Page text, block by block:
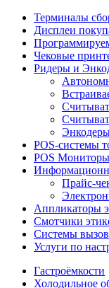
Терминалы
Дисплеи
Чековые
Ридеры и
POS-системы
POS Мониторы
Прайс-
Аппликаторы
Смотчики
Системы
Услуги по
Гастроёмкости
Холодильное